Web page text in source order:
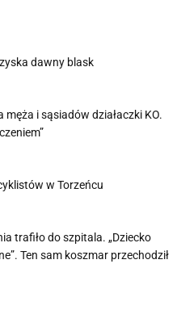
dawny blask
i sąsiadów działaczki KO.
w Torzeńcu
trafiło do szpitala. „Dziecko
Ten sam koszmar przechodził